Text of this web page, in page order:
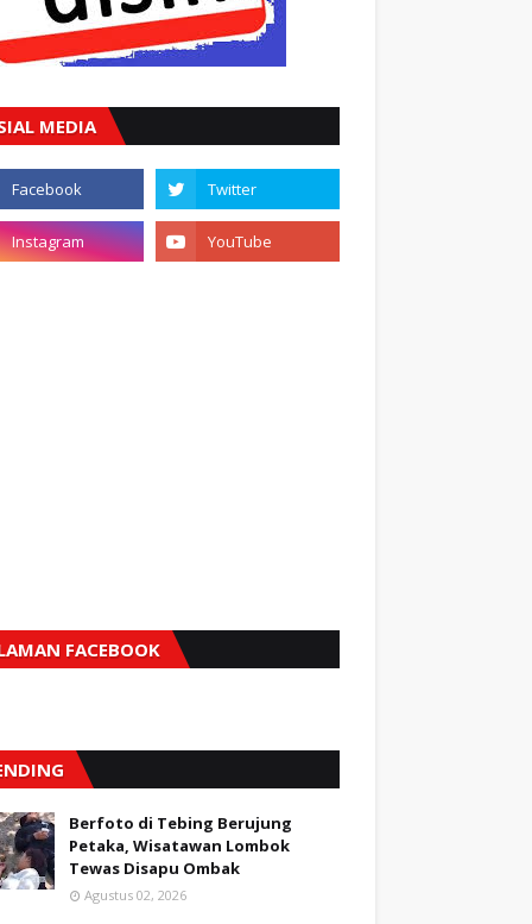
MEDIA
FACEBOOK
Berfoto di Tebing Berujung
Petaka, Wisatawan Lombok
Tewas Disapu Ombak
Agustus 02, 2026